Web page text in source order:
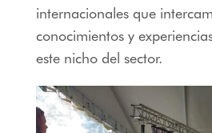
internacionales que
conocimientos y
este nicho del sector.